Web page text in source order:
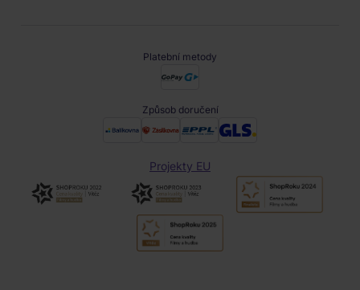
Platební metody
Způsob doručení
Projekty EU